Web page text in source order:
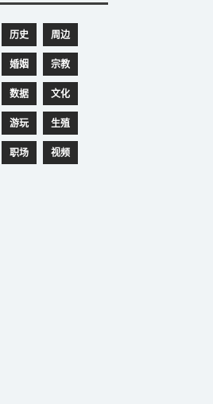
历史 周边
婚姻 宗教
数据 文化
游玩 生殖
职场 视频